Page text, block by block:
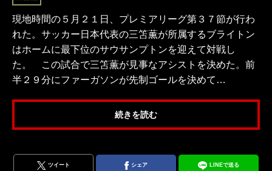
現地時間の５月２１日、プレミアリーグ第３７節が行わ
れた。サッカー日本代表の三笘薫が所属するブライトン
はホームに最下位のサウサンプトンを迎えて対戦し
た。 この試合で三笘薫が見事なアシストを決めた。前
半２９分にファーガソンが先制ゴールを決めて…
続きを読む
ツイート シェア LINEで送る